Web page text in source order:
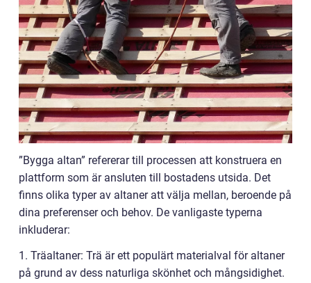
”Bygga altan” refererar till processen att konstruera en
plattform som är ansluten till bostadens utsida. Det
finns olika typer av altaner att välja mellan, beroende på
dina preferenser och behov. De vanligaste typerna
inkluderar:
1. Träaltaner: Trä är ett populärt materialval för altaner
på grund av dess naturliga skönhet och mångsidighet.